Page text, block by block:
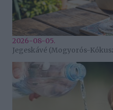
2026-08-05.
Jegeskávé (Mogyorós-